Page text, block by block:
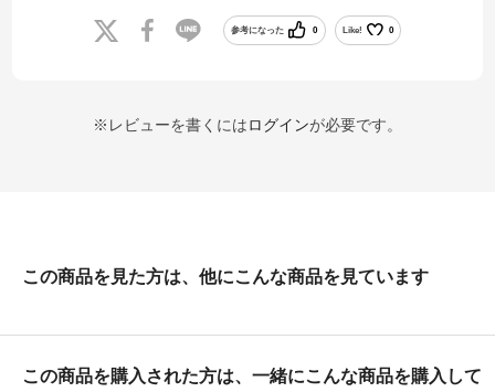
参考になった 0 Like! 0
※レビューを書くにはログインが必要です。
この商品を見た方は、他にこんな商品を見ています
この商品を購入された方は、一緒にこんな商品を購入して